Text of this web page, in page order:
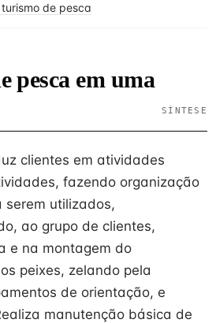
de pesca
pesca em uma
SÍNTESE
clientes em atividades
fazendo organização
serem utilizados,
ao grupo de clientes,
e na montagem do
peixes, zelando pela
de orientação, e
manutenção básica de